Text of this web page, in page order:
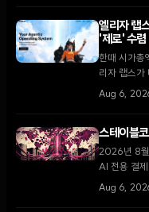
엘리자 랩
'제로' 수렴
한때 시가총
리자 랩스가
고 재단을
Aug 6,
스테이블
2026년 8월,
AI 전용 결
단을 넘어
Aug 6,